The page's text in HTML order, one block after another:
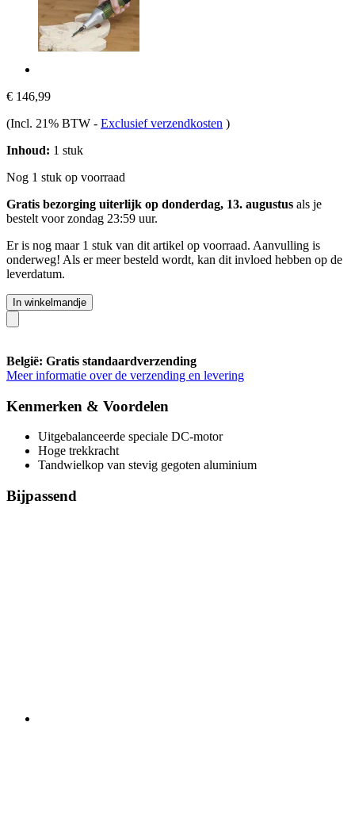
€ 146,99
(Incl. 21% BTW - Exclusief verzendkosten )
Inhoud: 1 stuk
Nog 1 stuk op voorraad
Gratis bezorging uiterlijk op donderdag, 13. augustus als je
bestelt voorzondag 23:59 uur.
Er is nog maar 1 stuk van dit artikel op voorraad. Aanvulling is
onderweg! Als er meer besteld wordt, kan dit invloed hebben op de
leverdatum.
In winkelmandje
België: Gratis standaardverzending
Meer informatie over de verzending en levering
Kenmerken & Voordelen
Uitgebalanceerde speciale DC-motor
Hoge trekkracht
Tandwielkop van stevig gegoten aluminium
Bijpassend